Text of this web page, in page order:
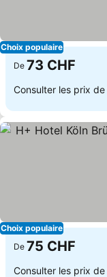
Choix populaire
De 73 CHF
Consulter les prix de
Choix populaire
De 75 CHF
Consulter les prix de